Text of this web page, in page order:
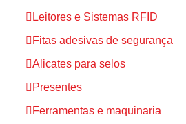
Leitores e Sistemas RFID
Fitas adesivas de segurança
Alicates para selos
Presentes
Ferramentas e maquinaria